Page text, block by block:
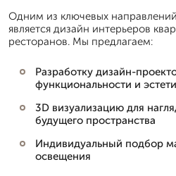
Одним из ключевых
является дизайн интерьеров
ресторанов. Мы предлагаем:
Разработку дизайн-
функциональности и
3D визуализацию для
будущего пространства
Индивидуальный подбор
освещения